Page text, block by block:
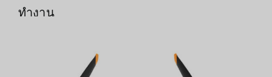
ทำงาน